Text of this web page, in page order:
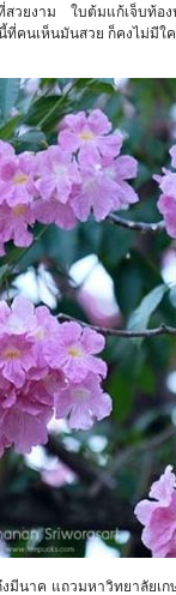
วยงาม ใบต้มแก้เจ็บท้อง
คนเห็นมันสวย ก็คงไม่มีใ
มีนาค แถวมหาวิทยาลัยเ